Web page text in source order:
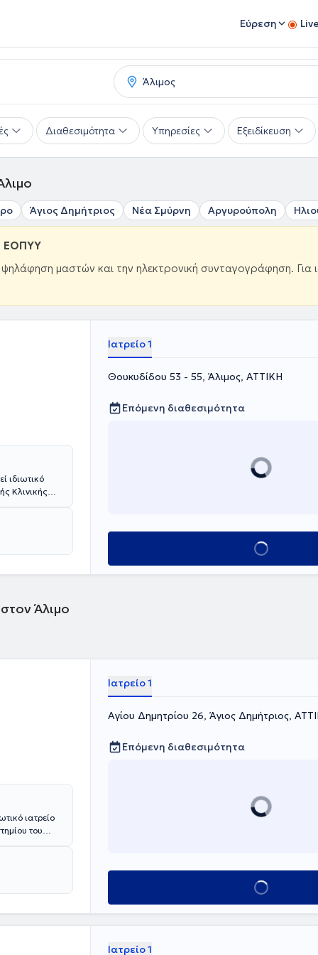
Εύρεση
Διαθεσιμότητα Υπηρεσίες Εξειδίκευση
Άγιος Δημήτριος Νέα Σμύρνη Αργυρούπολη
ΕΟΠΥΥ
μαστών και την ηλεκτρονική συνταγογράφηση. Για
ιδιωτικό
Κλινικής
Γενικό
υπηρεσιών
ωοθηκών,
με LOOP
Ιατρείο 1
Θουκυδίδου 53 - 55, Άλιμος, ΑΤΤΙΚΗ
Επόμενη διαθεσιμότητα
Κλείσε ραντεβού
Άλιμο
ιατρείο
του
Τμήμα
Ιατρείο 1
Αγίου Δημητρίου 26, Άγιος Δημήτριος,
Επόμενη διαθεσιμότητα
Κλείσε ραντεβού
Ιατρείο 1